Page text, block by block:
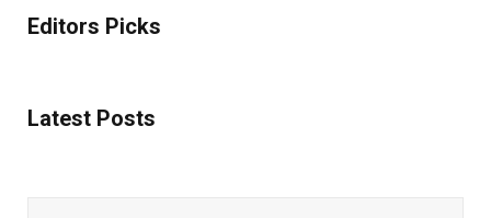
Editors Picks
Latest Posts